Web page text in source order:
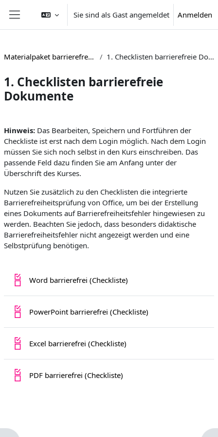
Website-Übersicht
Sie sind als Gast angemeldet Anmelden
Materialpaket barrierefreie Lehre 1. Checklisten barrierefreie Dokumente
1. Checklisten barrierefreie
Dokumente
Abschnittsübersicht
Hinweis: Das Bearbeiten, Speichern und Fortführen der
Checkliste ist erst nach dem Login möglich. Nach dem Login
müssen Sie sich noch selbst in den Kurs einschreiben. Das
passende Feld dazu finden Sie am Anfang unter der
Überschrift des Kurses.
Nutzen Sie zusätzlich zu den Checklisten die integrierte
Barrierefreiheitsprüfung von Office, um bei der Erstellung
eines Dokuments auf Barrierefreiheitsfehler hingewiesen zu
werden. Beachten Sie jedoch, dass besonders didaktische
Barrierefreiheitsfehler nicht angezeigt werden und eine
Selbstprüfung benötigen.
Word barrierefrei (Checkliste)
PowerPoint barrierefrei (Checkliste)
Excel barrierefrei (Checkliste)
PDF barrierefrei (Checkliste)